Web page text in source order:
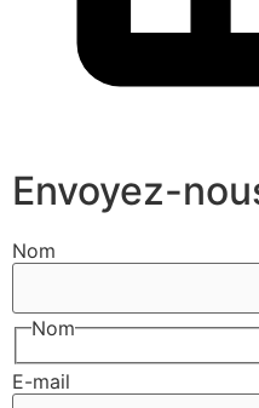
Envoyez-
Nom
Nom
E-mail